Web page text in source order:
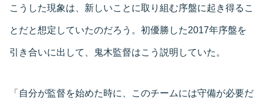
こうした現象は、新しいことに取り組む序盤に起き得るこ
とだと想定していたのだろう。初優勝した2017年序盤を
引き合いに出して、鬼木監督はこう説明していた。
「自分が監督を始めた時に、このチームには守備が必要だ